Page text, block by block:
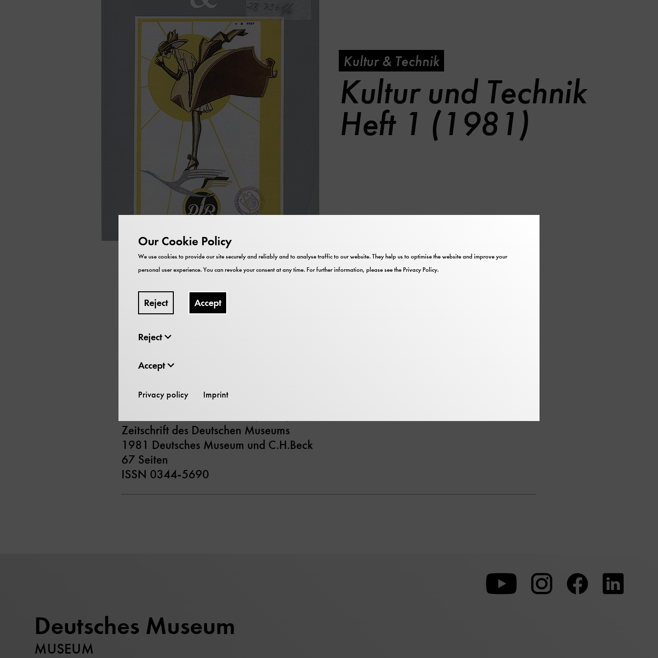
Kultur & Technik
Kultur und Technik
Heft 1 (1981)
Von Stahl und Stein zum Streichholz: Aus der Geschichte des Feuerzeugs
Der Dampfspatenpflug: Eine Erfindung ohne Fortune
Die Uhren und das Zeitbewußtsein
Zeitschrift des Deutschen Museums
1981 Deutsches Museum und C.H.Beck
67 Seiten
ISSN 0344-5690
Deutsches Museum
MUSEUM
To
our
To
our
To
our
Our Cookie Policy
We use cookies to provide our site securely and reliably and to analyse traffic to our website. They help us to optimise the website and improve your
personal user experience. You can revoke your consent at any time. For further information, please see the Privacy Policy.
Reject Accept
Reject
Accept
Privacy policy Imprint